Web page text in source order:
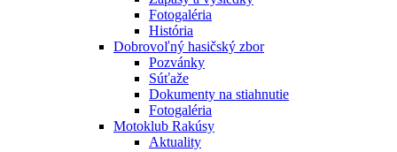
Fotogaléria
História
Dobrovoľný hasičský zbor
Pozvánky
Súťaže
Dokumenty na stiahnutie
Fotogaléria
Motoklub Rakúsy
Aktuality